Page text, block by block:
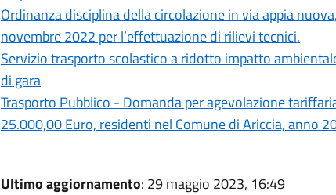
Ordinanza disciplina della circolazione in via appia
novembre 2022 per l’effettuazione di rilievi tecnici.
Servizio trasporto scolastico a ridotto impatto
di gara
Trasporto Pubblico - Domanda per agevolazione
25.000,00 Euro, residenti nel Comune di Ariccia, anno
Ultimo aggiornamento: 29 maggio 2023, 16:49